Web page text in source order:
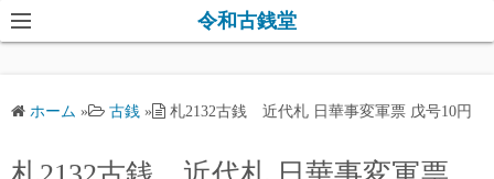
コ
ン
令和古銭堂
ホーム » 古銭 » 札2132古銭 近代札 日華事変軍票 戊号10円